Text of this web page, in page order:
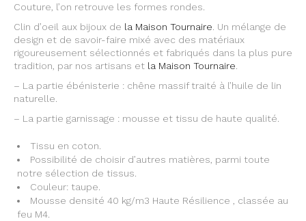
Couture, l’on retrouve les formes rondes.
Clin d’oeil aux bijoux de la Maison Tournaire . Un mélange de
design et de savoir-faire mixé avec des matériaux
rigoureusement sélectionnés et fabriqués dans la plus pure
tradition, par nos artisans et la Maison Tournaire
– La partie ébénisterie : chêne massif traité à l’huile de lin
naturelle.
– La partie garnissage : mousse et tissu de haute qualité.
Tissu en coton.
Possibilité de choisir d’autres matières, parmi toute
notre sélection de tissus.
Couleur: taupe.
Mousse densité 40 kg/m3 Haute Résilience , classée au
feu M4.